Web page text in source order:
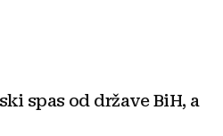
spas od države BiH, a